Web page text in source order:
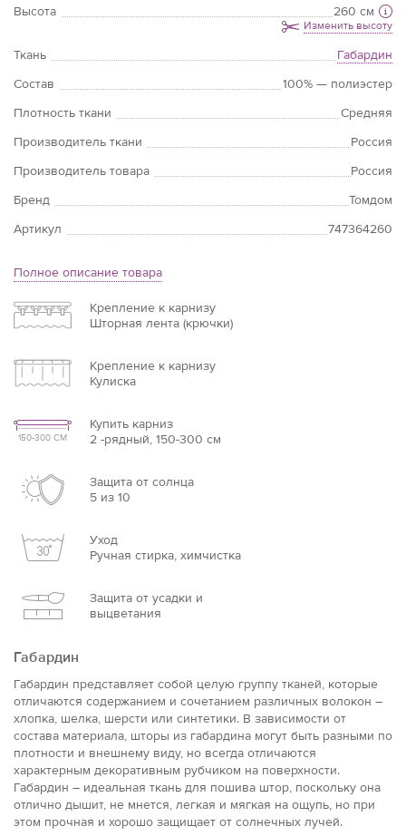
Высота
260 см
Изменить высоту
Ткань
Габардин
Состав
100% — полиэстер
Плотность ткани
Средняя
Производитель ткани
Россия
Производитель товара
Россия
Бренд
Томдом
Артикул
747364260
Полное описание товара
Крепление к карнизу
Шторная лента (крючки)
Крепление к карнизу
Кулиска
150-300 СМ
Купить карниз
2 -рядный, 150-300 см
Защита от солнца
5 из 10
Уход
Ручная стирка, химчистка
Защита от усадки и
выцветания
Габардин
Габардин представляет собой целую группу тканей, которые
отличаются содержанием и сочетанием различных волокон –
хлопка, шелка, шерсти или синтетики. В зависимости от
состава материала, шторы из габардина могут быть разными по
плотности и внешнему виду, но всегда отличаются
характерным декоративным рубчиком на поверхности.
Габардин – идеальная ткань для пошива штор, поскольку она
отлично дышит, не мнется, легкая и мягкая на ощупь, но при
этом прочная и хорошо защищает от солнечных лучей.